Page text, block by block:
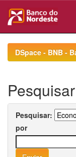
navigationDSpace - BNB -
Pesquisar
Pesquisar:
por